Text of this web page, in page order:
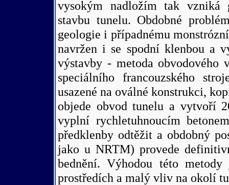
vysokým nadložím tak vzniká
stavbu tunelu. Obdobné
geologie i případnému
navržen i se spodní klenbou a
výstavby - metoda obvodového
speciálního francouzského
usazené na oválné konstrukci,
objede obvod tunelu a vytvoří
vyplní rychletuhnoucím
předklenby odtěžit a obdobný
jako u NRTM) provede
bednění. Výhodou této
prostředích a malý vliv na okolí